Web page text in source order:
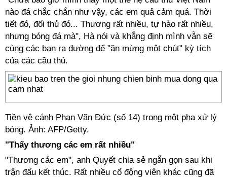
nào đá chắc chắn như vậy, các em quả cảm quá. Thời
tiết đó, đối thủ đó... Thương rất nhiều, tự hào rất nhiều,
nhưng bóng đá mà", Hà nói và khẳng định mình vẫn sẽ
cùng các bạn ra đường để "ăn mừng một chút" kỳ tích
của các cầu thủ.
Tiền vệ cánh Phan Văn Đức (số 14) trong một pha xử lý
bóng. Ảnh: AFP/Getty.
"Thấy thương các em rất nhiều"
"Thương các em", anh Quyết chia sẻ ngắn gọn sau khi
trận đấu kết thúc. Rất nhiều cổ động viên khác cũng đã